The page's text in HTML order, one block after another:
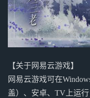
【关于网易云游戏】
网易云游戏可在
盖）、安卓、TV上运